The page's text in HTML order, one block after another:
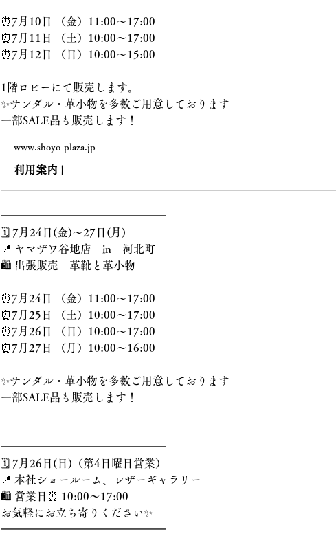
⏰7月10日 （金）11:00〜17:00
⏰7月11日 （土）10:00〜17:00
⏰7月12日 （日）10:00〜15:00
1階ロビーにて販売します。
✨サンダル・革小物を多数ご用意しております
一部SALE品も販売します！
www.shoyo-plaza.jp
利用案内 |
━━━━━━━━━━━━━━━
🗓️ 7月24日(金)〜27日(月)
📍 ヤマザワ谷地店　in　河北町
🛍️ 出張販売　革靴と革小物
⏰7月24日 （金）11:00〜17:00
⏰7月25日 （土）10:00〜17:00
⏰7月26日 （日）10:00〜17:00
⏰7月27日 （月）10:00〜16:00
✨サンダル・革小物を多数ご用意しております
一部SALE品も販売します！
━━━━━━━━━━━━━━━
🗓️ 7月26日(日)（第4日曜日営業）
📍 本社ショールーム、レザーギャラリー
🛍️ 営業日⏰ 10:00〜17:00
お気軽にお立ち寄りください✨
━━━━━━━━━━━━━━━